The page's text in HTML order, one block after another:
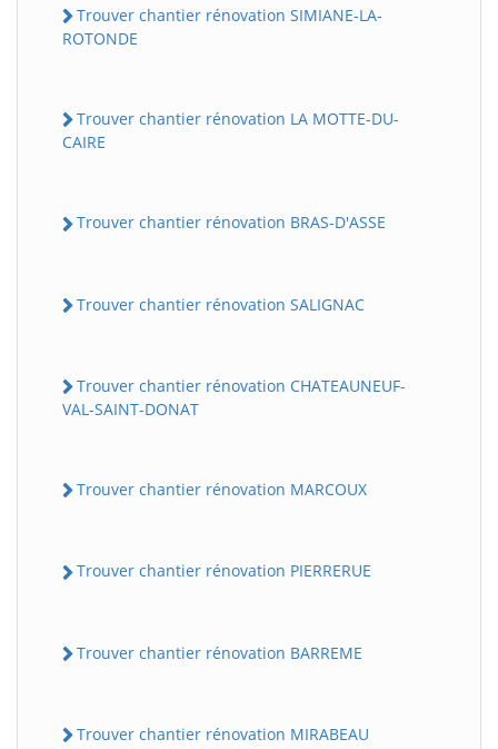
Trouver chantier rénovation SIMIANE-LA-
ROTONDE
Trouver chantier rénovation LA MOTTE-DU-
CAIRE
Trouver chantier rénovation BRAS-D'ASSE
Trouver chantier rénovation SALIGNAC
Trouver chantier rénovation CHATEAUNEUF-
VAL-SAINT-DONAT
Trouver chantier rénovation MARCOUX
Trouver chantier rénovation PIERRERUE
Trouver chantier rénovation BARREME
Trouver chantier rénovation MIRABEAU